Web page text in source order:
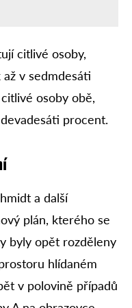
citlivé osoby,
v sedmdesáti
osoby obě,
procent.
a další
plán, kterého se
byly opět rozděleny
hlídaném
v polovině případů